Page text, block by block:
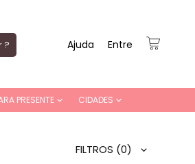
? Entre
Ajuda
PRESENTE CIDADES
FILTROS (0)